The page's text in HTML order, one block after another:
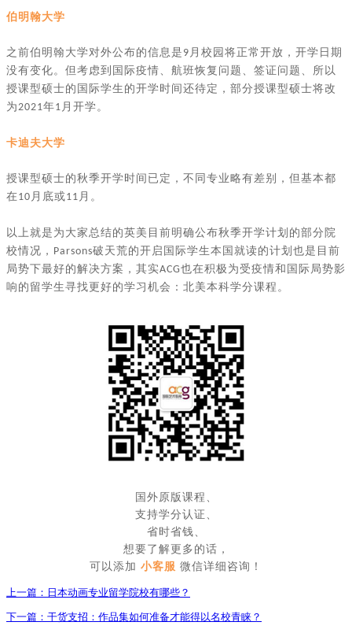
伯明翰大学
之前伯明翰大学对外公布的信息是 9 月校园将正常开放，开学日期
没有变化。但考虑到国际疫情、航班恢复问题、签证问题、所以
授课型硕士的国际学生的开学时间还待定，部分授课型硕士将改
为2021年1 月开学。
卡迪夫大学
授课型硕士的秋季开学时间已定，不同专业略有差别，但基本都
在10 月底或11 月。
以上就是为大家总结的英美目前明确公布秋季开学计划的部分院
校情况， Parsons破天荒的开启国际学生本国就读的计划也是目前
局势下最好的解决方案，其实ACG也在积极为受疫情和国际局势影
响的留学生寻找更好的学习机会 ： 北美本科学分课程 。
国外原版课程、
支持学分认证、
省时省钱、
想要了解更多的话，
可以添加 小客服 微信详细咨询！
上一篇： 日本动画专业留学院校有哪些？
下一篇： 干货支招：作品集如何准备才能得以名校青睐？